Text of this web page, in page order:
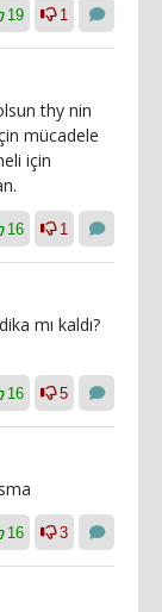
19 1
thy nin
mücadele
için
16 1
mı kaldı?
16 5
16 3